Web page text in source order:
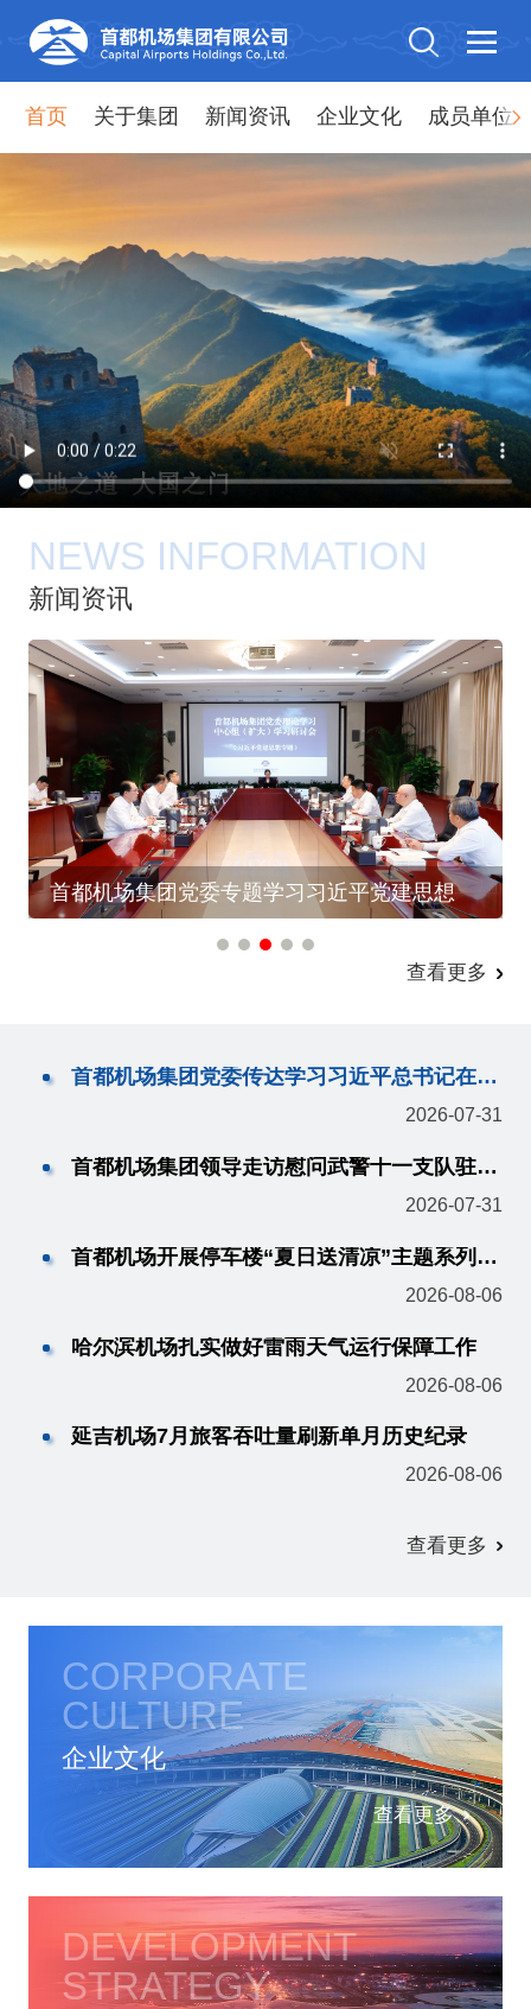
首页 关于集团 新闻资讯 企业文化 成员单位
NEWS INFORMATION
新闻资讯
首都机场集团党委专题学习习近平党建思想
查看更多
首都机场集团党委传达学习习近平总书记在中央政治局会议上的重要讲话精神
2026-07-31
首都机场集团领导走访慰问武警十一支队驻场官兵
2026-07-31
首都机场开展停车楼“夏日送清凉”主题系列服务活动
2026-08-06
哈尔滨机场扎实做好雷雨天气运行保障工作
2026-08-06
延吉机场7月旅客吞吐量刷新单月历史纪录
2026-08-06
查看更多
CORPORATE
CULTURE
企业文化
查看更多
DEVELOPMENT
STRATEGY